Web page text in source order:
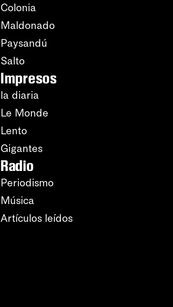
Colonia
Maldonado
Paysandú
Salto
Impresos
la diaria
Le Monde
Lento
Gigantes
Radio
Periodismo
Música
Artículos leídos